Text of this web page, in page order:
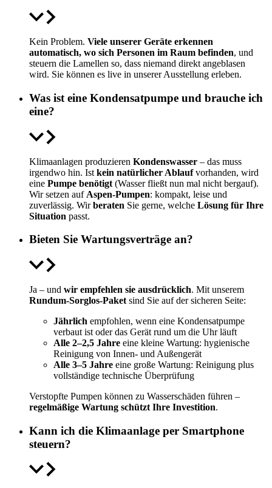
Kein Problem. Viele unserer Geräte erkennen
automatisch, wo sich Personen im Raum befinden, und
steuern die Lamellen so, dass niemand direkt angeblasen
wird. Sie können es live in unserer Ausstellung erleben.
Was ist eine Kondensatpumpe und brauche ich
eine?
Klimaanlagen produzieren Kondenswasser – das muss
irgendwo hin. Ist kein natürlicher Ablaufvorhanden, wird
eine Pumpe benötigt (Wasser fließt nun mal nicht bergauf).
Wir setzen auf Aspen-Pumpen: kompakt, leise und
zuverlässig. Wirberaten Sie gerne, welche Lösung für Ihre
Situation passt.
Bieten Sie Wartungsverträge an?
Ja – und wir empfehlen sie ausdrücklich. Mit unserem
Rundum-Sorglos-Paket sind Sie auf der sicheren Seite:
Jährlich empfohlen, wenn eine Kondensatpumpe
verbaut ist oder das Gerät rund um die Uhr läuft
Alle 2–2,5 Jahre eine kleine Wartung: hygienische
Reinigung von Innen- und Außengerät
Alle 3–5 Jahre eine große Wartung: Reinigung plus
vollständige technische Überprüfung
Verstopfte Pumpen können zu Wasserschäden führen –
regelmäßige Wartung schützt Ihre Investition.
Kann ich die Klimaanlage per Smartphone
steuern?